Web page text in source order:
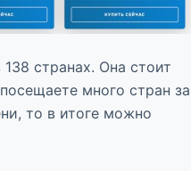
странах. Она стоит
много стран за
то в итоге можно